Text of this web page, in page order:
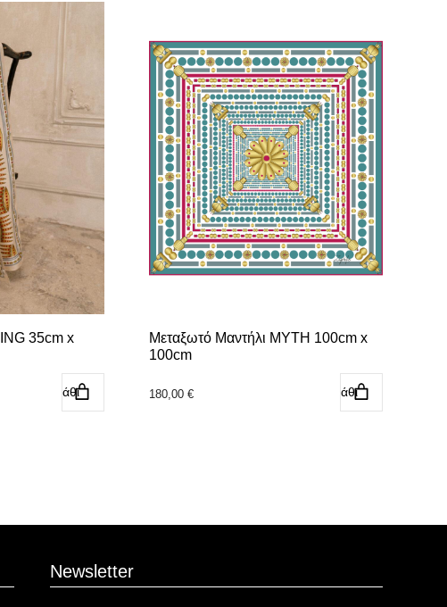
35cm x
στο καλάθι
Μεταξωτό Μαντήλι MYTH 100cm x
100cm
180,00 € Προσθήκη στο καλάθι
Newsletter